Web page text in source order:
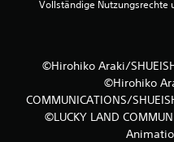
Vollständige
©Hirohiko Araki/
©Hirohiko
COMMUNICATIONS/
©LUCKY LAND